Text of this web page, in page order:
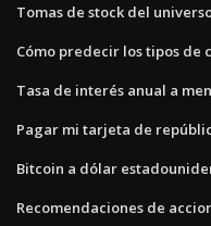
Tomas de stock del
Cómo predecir los tipos de
Tasa de interés anual a
Pagar mi tarjeta de
Bitcoin a dólar
Recomendaciones de